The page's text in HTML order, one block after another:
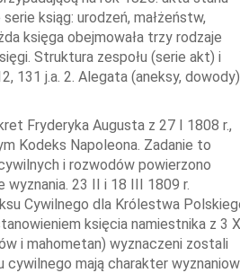
ksiąg: urodzeń, małżeństw,
księga obejmowała trzy rodzaje
Struktura zespołu (serie akt) i
131 j.a. 2. Alegata (aneksy, dowody)
Fryderyka Augusta z 27 I 1808 r.,
Kodeks Napoleona. Zadanie to
i rozwodów powierzono
23 II i 18 III 1809 r.
Cywilnego dla Królestwa
księcia namiestnika z 3
i mahometan) wyznaczeni zostali
mają charakter